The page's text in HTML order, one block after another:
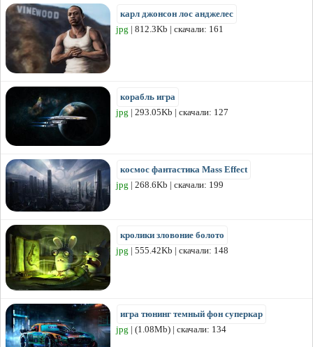
карл джонсон лос анджелес
jpg | 812.3Kb | скачали: 161
корабль игра
jpg | 293.05Kb | скачали: 127
космос фантастика Mass Effect
jpg | 268.6Kb | скачали: 199
кролики зловоние болото
jpg | 555.42Kb | скачали: 148
игра тюнинг темный фон суперкар
jpg | (1.08Mb) | скачали: 134